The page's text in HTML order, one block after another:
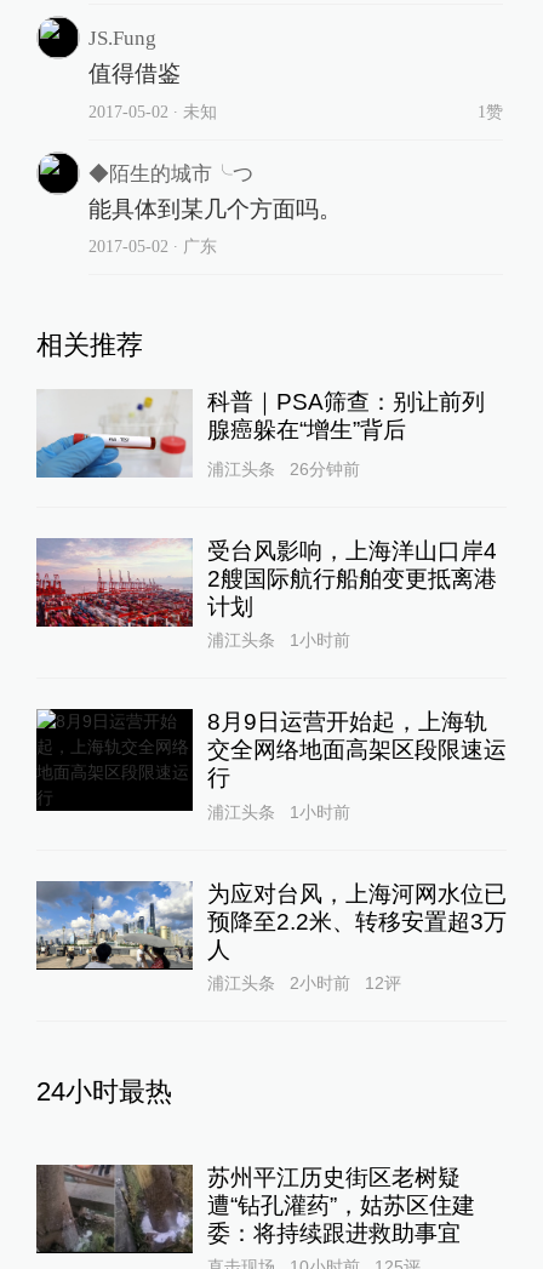
JS.Fung
值得借鉴
2017-05-02 ∙ 未知 1赞
◆陌生的城市╰つ
能具体到某几个方面吗。
2017-05-02 ∙ 广东
相关推荐
科普｜PSA筛查：别让前列
腺癌躲在“增生”背后
浦江头条 26分钟前
受台风影响，上海洋山口岸4
2艘国际航行船舶变更抵离港
计划
浦江头条 1小时前
8月9日运营开始起，上海轨
交全网络地面高架区段限速运
行
浦江头条 1小时前
为应对台风，上海河网水位已
预降至2.2米、转移安置超3万
人
浦江头条 2小时前 12评
24小时最热
苏州平江历史街区老树疑
遭“钻孔灌药”，姑苏区住建
委：将持续跟进救助事宜